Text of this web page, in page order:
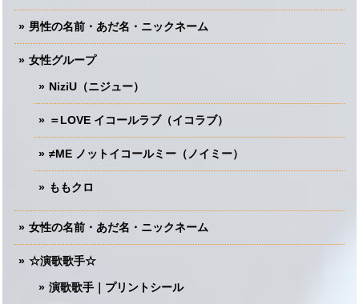
男性の名前・あだ名・ニックネーム
女性グループ
NiziU（ニジュー）
＝LOVE イコールラブ（イコラブ）
≠ME ノットイコールミー（ノイミー）
ももクロ
女性の名前・あだ名・ニックネーム
☆演歌歌手☆
演歌歌手｜プリントシール